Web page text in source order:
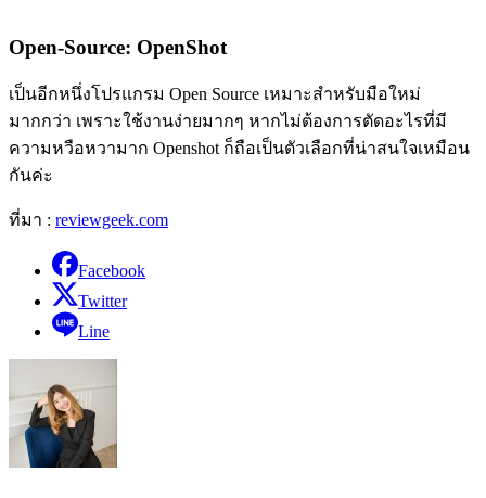
Open-Source: OpenShot
เป็นอีกหนึ่งโปรแกรม Open Source เหมาะสำหรับมือใหม่
มากกว่า เพราะใช้งานง่ายมากๆ หากไม่ต้องการตัดอะไรที่มี
ความหวือหวามาก Openshot ก็ถือเป็นตัวเลือกที่น่าสนใจเหมือน
กันค่ะ
ที่มา : reviewgeek.com
Facebook
Twitter
Line